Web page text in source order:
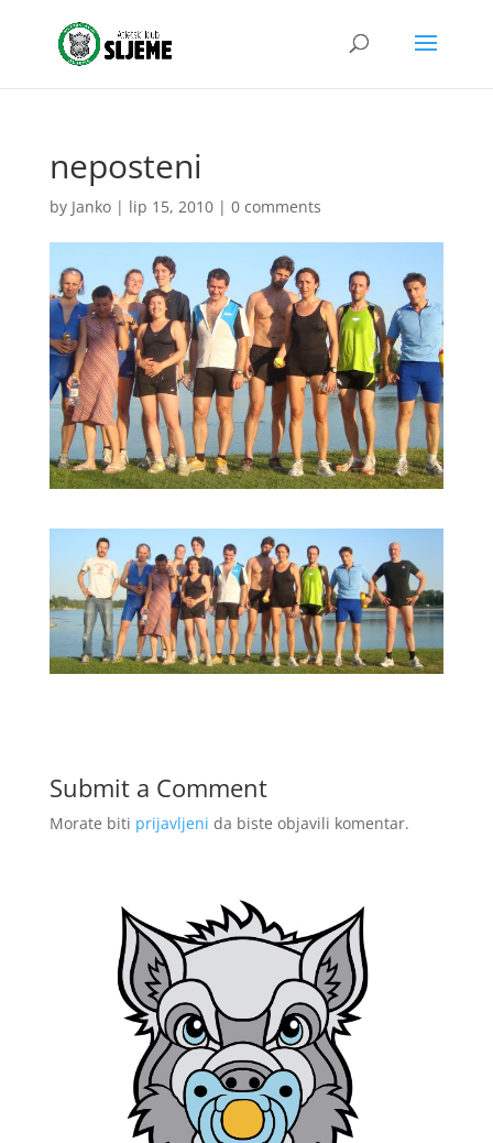
neposteni
by Janko| lip 15, 2010| 0 comments
Submit a Comment
Morate biti prijavljeni da biste objavili komentar.